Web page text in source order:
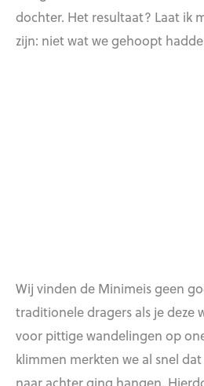
dochter. Het resultaat? Laat ik
zijn: niet wat we gehoopt
Wij vinden de Minimeis geen
traditionele dragers als je deze
voor pittige wandelingen op
klimmen merkten we al snel
naar achter ging hangen.